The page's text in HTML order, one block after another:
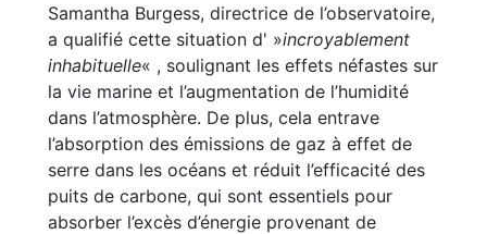
Samantha Burgess, directrice de l’observatoire,
a qualifié cette situation d' »incroyablement
inhabituelle« , soulignant les effets néfastes sur
la vie marine et l’augmentation de l’humidité
dans l’atmosphère. De plus, cela entrave
l’absorption des émissions de gaz à effet de
serre dans les océans et réduit l’efficacité des
puits de carbone, qui sont essentiels pour
absorber l’excès d’énergie provenant de